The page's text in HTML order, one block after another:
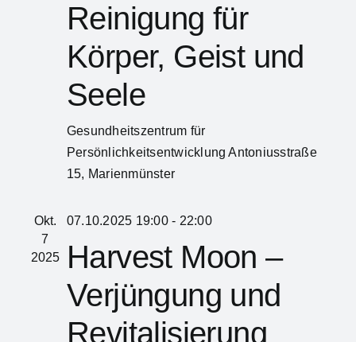
Reinigung für
Körper, Geist und
Seele
Gesundheitszentrum für
PersönlichkeitsentwicklungAntoniusstraße
15, Marienmünster
Okt.
7
2025
07.10.2025 19:00- 22:00
Harvest Moon –
Verjüngung und
Revitalisierung